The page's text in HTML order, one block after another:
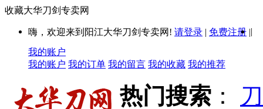
收藏大华刀剑专卖网
嗨，欢迎来到阳江大华刀剑专卖网! 请登录 | 免费注册 ||
我的账户
我的账户 我的订单 我的留言 我的收藏 我的推荐
热门搜索 ：